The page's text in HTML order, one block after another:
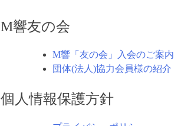
M響友の会
M響「友の会」入会のご案内
団体(法人)協力会員様の紹介
個人情報保護方針